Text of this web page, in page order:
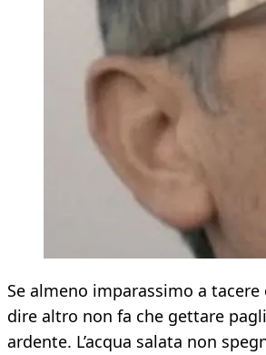
Se almeno imparassimo a
dire altro non fa che gettare
ardente. L’acqua salata non